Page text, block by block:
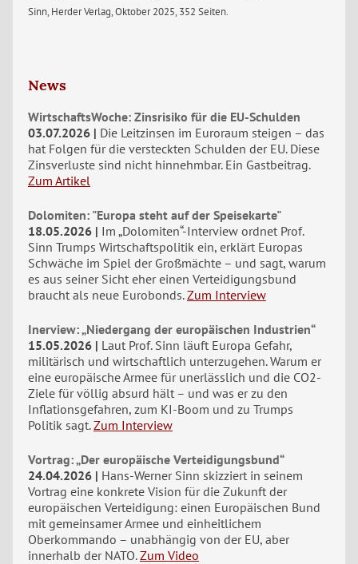
Sinn, Herder Verlag, Oktober 2025, 352 Seiten.
News
WirtschaftsWoche: Zinsrisiko für die EU-Schulden
03.07.2026
Die Leitzinsen im Euroraum steigen – das
hat Folgen für die versteckten Schulden der EU. Diese
Zinsverluste sind nicht hinnehmbar. Ein Gastbeitrag.
Zum Artikel
Dolomiten: "Europa steht auf der Speisekarte"
18.05.2026
Im „Dolomiten“-Interview ordnet Prof.
Sinn Trumps Wirtschaftspolitik ein, erklärt Europas
Schwäche im Spiel der Großmächte – und sagt, warum
es aus seiner Sicht eher einen Verteidigungsbund
braucht als neue Eurobonds. Zum Interview
Inerview: „Niedergang der europäischen Industrien“
15.05.2026
Laut Prof. Sinn läuft Europa Gefahr,
militärisch und wirtschaftlich unterzugehen. Warum er
eine europäische Armee für unerlässlich und die CO2-
Ziele für völlig absurd hält – und was er zu den
Inflationsgefahren, zum KI-Boom und zu Trumps
Politik sagt. Zum Interview
Vortrag: „Der europäische Verteidigungsbund“
24.04.2026
Hans-Werner Sinn skizziert in seinem
Vortrag eine konkrete Vision für die Zukunft der
europäischen Verteidigung: einen Europäischen Bund
mit gemeinsamer Armee und einheitlichem
Oberkommando – unabhängig von der EU, aber
innerhalb der NATO. Zum Video